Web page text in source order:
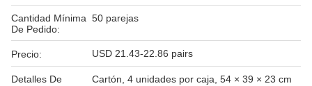
Cantidad Mínima
De Pedido:
50 parejas
Precio: USD 21.43-22.86 pairs
Detalles De
Cartón, 4 unidades por caja, 54 × 39 × 23 cm